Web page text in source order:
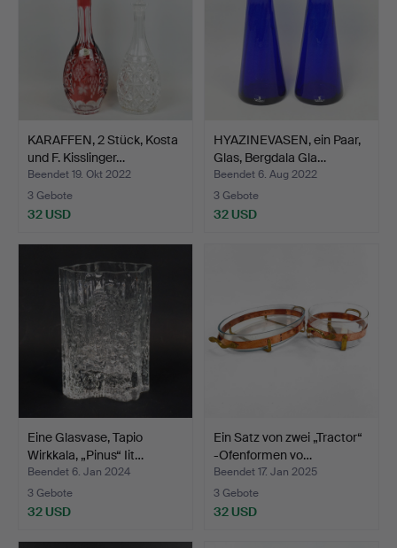
KARAFFEN, 2 Stück, Kosta
und F. Kisslinger…
Beendet 19. Okt 2022
3 Gebote
32 USD
HYAZINEVASEN, ein Paar,
Glas, Bergdala Gla…
Beendet 6. Aug 2022
3 Gebote
32 USD
Eine Glasvase, Tapio
Wirkkala, „Pinus“ Iit…
Beendet 6. Jan 2024
3 Gebote
32 USD
Ein Satz von zwei „Tractor“
-Ofenformen vo…
Beendet 17. Jan 2025
3 Gebote
32 USD